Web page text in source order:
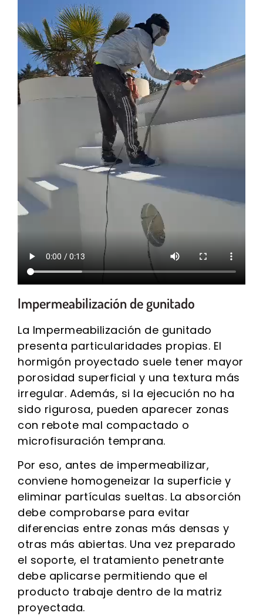
Impermeabilización de gunitado
La Impermeabilización de gunitado
presenta particularidades propias. El
hormigón proyectado suele tener mayor
porosidad superficial y una textura más
irregular. Además, si la ejecución no ha
sido rigurosa, pueden aparecer zonas
con rebote mal compactado o
microfisuración temprana.
Por eso, antes de impermeabilizar,
conviene homogeneizar la superficie y
eliminar partículas sueltas. La absorción
debe comprobarse para evitar
diferencias entre zonas más densas y
otras más abiertas. Una vez preparado
el soporte, el tratamiento penetrante
debe aplicarse permitiendo que el
producto trabaje dentro de la matriz
proyectada.